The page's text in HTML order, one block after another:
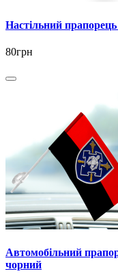
Настільний
80грн
Автомобільний
чорний